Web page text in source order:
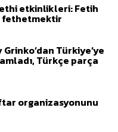
etkinlikleri: Fetih
fethetmektir
Türkiye’ye
Türkçe parça
organizasyonunu